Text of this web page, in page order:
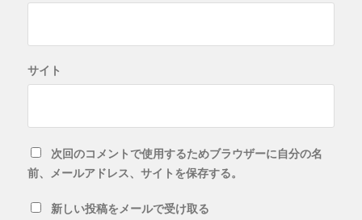
サイト
次回のコメントで使用するためブラウザーに自分の名
前、メールアドレス、サイトを保存する。
新しい投稿をメールで受け取る